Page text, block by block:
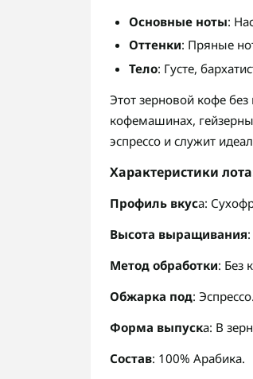
Основные ноты:
Оттенки: Пряные
Тело: Густе,
Этот зерновой кофе
кофемашинах,
эспрессо и служит
Характеристики
Профиль вкуса:
Высота выращивания
Метод обработки: Без
Обжарка под: Эспрессо.
Форма выпуска: В
Состав: 100% Арабика.